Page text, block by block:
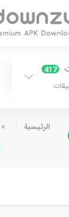
417
الرئيسية »